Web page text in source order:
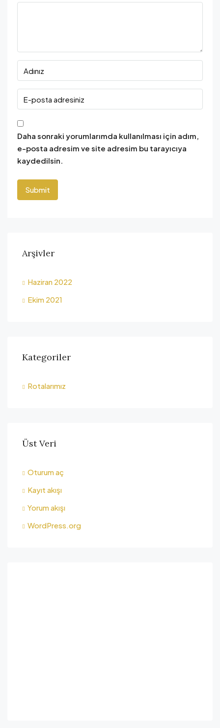
Daha sonraki yorumlarımda kullanılması için adım,
e-posta adresim ve site adresim bu tarayıcıya
kaydedilsin.
Arşivler
Haziran 2022
Ekim 2021
Kategoriler
Rotalarımız
Üst Veri
Oturum aç
Kayıt akışı
Yorum akışı
WordPress.org